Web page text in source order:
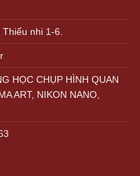
nhi 1-6.
HỌC CHỤP HÌNH QUAN
ART, NIKON NANO,